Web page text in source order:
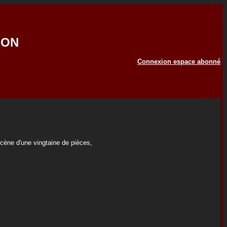
Connexion espace abonné
d'une vingtaine de pièces,